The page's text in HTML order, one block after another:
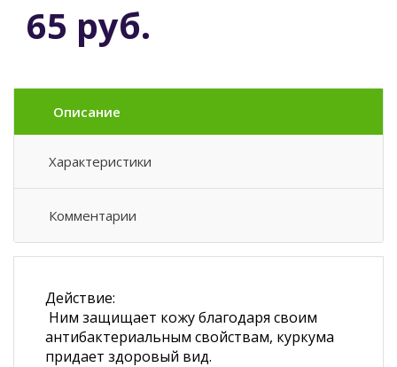
65 руб.
Описание
Характеристики
Комментарии
Действие:
Ним защищает кожу благодаря своим
антибактериальным свойствам, куркума
придает здоровый вид.